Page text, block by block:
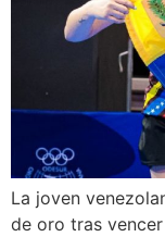
La joven
de oro tras